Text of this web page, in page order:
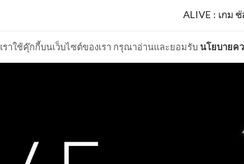
เราใช้คุ๊กกี้บนเว็บไซต์ของเรา กรุณาอ่านและยอมรับนโยบายค
ALIVE : เกม